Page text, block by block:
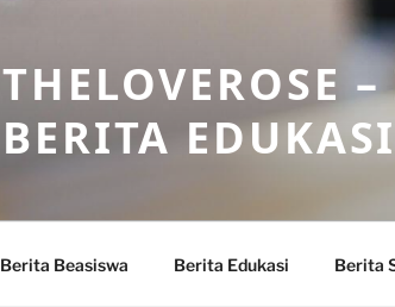
THELOVEROSE
BERITA EDUKASI
Berita Beasiswa Berita Edukasi Berita